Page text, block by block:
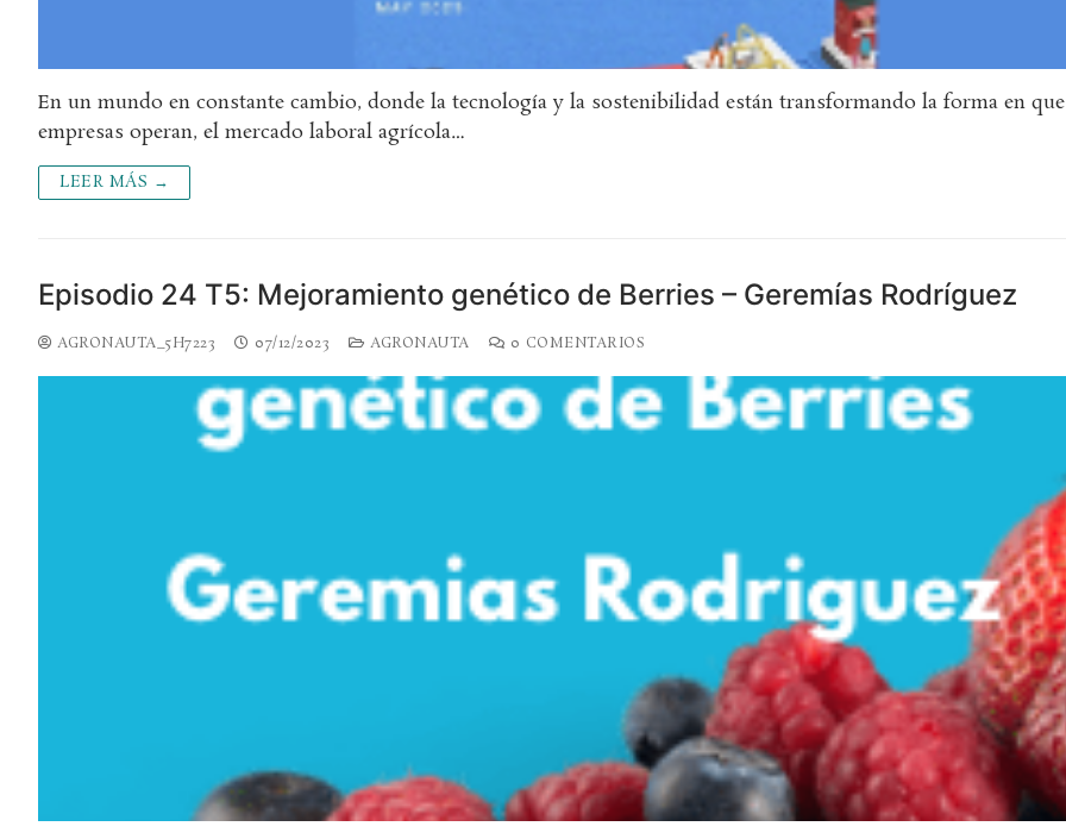
En un mundo en constante cambio, donde la tecnología y la sostenibilidad están transformando la forma en
empresas operan, el mercado laboral agrícola…
LEER MÁS →
Episodio 24 T5: Mejoramiento genético de Berries – Geremías Rodríguez
AGRONAUTA_5H7223 07/12/2023 AGRONAUTA 0 COMENTARIOS